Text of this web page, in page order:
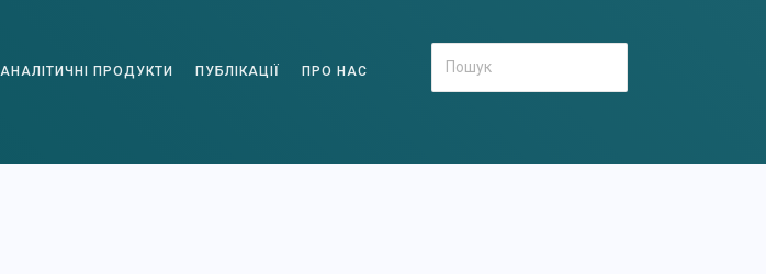
АНАЛІТИЧНІ ПРОДУКТИ ПУБЛІКАЦІЇ ПРО НАС